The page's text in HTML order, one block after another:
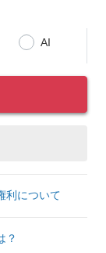
AI
利について
？